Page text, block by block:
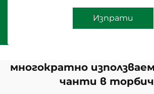
Изпрати
многократно
чанти в